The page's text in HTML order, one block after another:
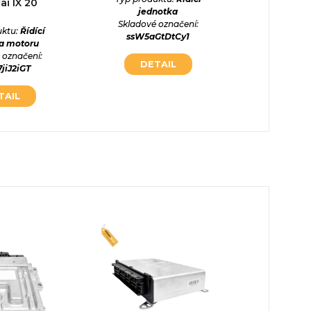
Řídící
motoru
označení:
jednotka
Skladové označení:
ssW5aGtDtCy1
DETAIL